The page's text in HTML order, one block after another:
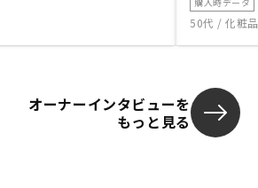
50代 / 化粧
オーナーインタビューを
もっと見る